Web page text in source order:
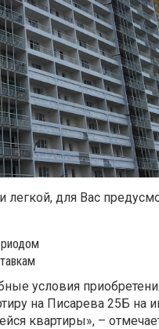
для Вас
условия
на Писарева 25Б на
квартиры», –